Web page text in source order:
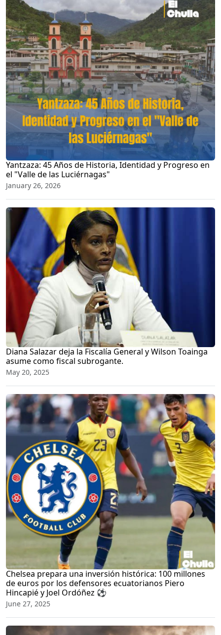
Yantzaza: 45 Años de Historia, Identidad y Progreso en
el "Valle de las Luciérnagas"
January 26, 2026
Diana Salazar deja la Fiscalía General y Wilson Toainga
asume como fiscal subrogante.
May 20, 2025
Chelsea prepara una inversión histórica: 100 millones
de euros por los defensores ecuatorianos Piero
Hincapié y Joel Ordóñez ⚽
June 27, 2025